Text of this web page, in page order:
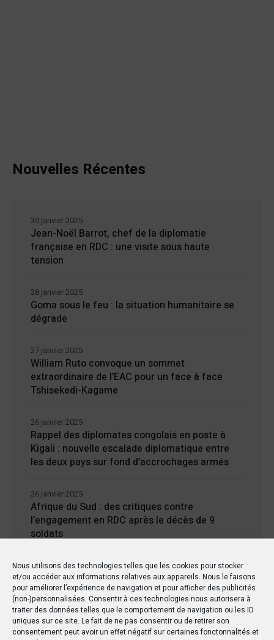
Nous utilisons des technologies telles que les cookies pour stocker
et/ou accéder aux informations relatives aux appareils. Nous le faisons
pour améliorer l’expérience de navigation et pour afficher des publicités
(non-)personnalisées. Consentir à ces technologies nous autorisera à
traiter des données telles que le comportement de navigation ou les ID
uniques sur ce site. Le fait de ne pas consentir ou de retirer son
consentement peut avoir un effet négatif sur certaines fonctonnalités et
Nouvelles Récentes
Jean-Noël Barrot, chef de la diplomatie
française en RDC : une visite sous haute
tension
30 janvier 2025
Goma sous le feu : la situation humanitaire se
dégrade
28 janvier 2025
William Ruto convoque un sommet
extraordinaire de l’EAC pour un face à face
Tshisekedi-Kagame
27 janvier 2025
Rappel des diplomates congolais en poste à
Kigali : nouvelle escalade diplomatique entre
les deux pays sur fond d’accrochages armés
26 janvier 2025
Afrique du Sud : des critiques contre
l’engagement en RDC après le décès de 9
soldats
26 janvier 2025
Kisangani : Une ville riche en eaux mais en
manque d’électricité
24 janvier 2025